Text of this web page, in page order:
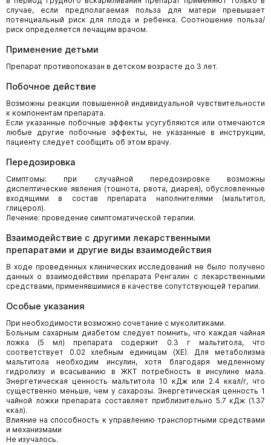
случае, если предполагаемая польза для матери превышает
потенциальный риск для плода и ребенка. Соотношение польза/
риск определяется лечащим врачом.
Применение детьми
Препарат противопоказан в детском возрасте до 3 лет.
Побочное действие
Возможны реакции повышенной индивидуальной чувствительности
к компонентам препарата.
Если указанные побочные эффекты усугубляются или отмечаются
любые другие побочные эффекты, не указанные в инструкции,
пациенту следует сообщить об этом врачу.
Передозировка
Симптомы: при случайной передозировке возможны
диспептические явления (тошнота, рвота, диарея), обусловленные
входящими в состав препарата наполнителями (мальтитол,
глицерол).
Лечение: проведение симптоматической терапии.
Взаимодействие с другими лекарственными
препаратами и другие виды взаимодействия
В ходе проведенных клинических исследований не было получено
данных о взаимодействии препарата Ренгалин с лекарственными
средствами, применявшимися в качестве сопутствующей терапии.
Особые указания
При необходимости возможно сочетание с муколитиками.
Больным сахарным диабетом следует помнить, что каждая чайная
ложка (5 мл) препарата содержит 0.3 г мальтитола, что
соответствует 0.02 хлебным единицам (ХЕ). Для метаболизма
мальтитола необходим инсулин, хотя благодаря медленному
гидролизу и всасыванию в ЖКТ потребность в инсулине мала.
Энергетическая ценность мальтитола 10 кДж или 2.4 ккал/г, что
существенно меньше, чем у сахарозы. Энергетическая ценность 1
чайной ложки препарата составляет приблизительно 5.7 кДж (1.37
ккал).
Влияние на способность к управлению транспортными средствами
и механизмами
Не изучалось.